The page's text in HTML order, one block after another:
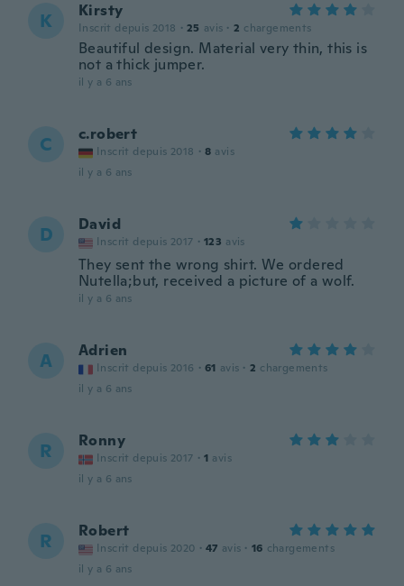
K Kirsty
Inscrit depuis 2018 · 25 avis · 2 chargements
Beautiful design. Material very thin, this is
not a thick jumper.
il y a 6 ans
C c.robert
Inscrit depuis 2018 · 8 avis
il y a 6 ans
D David
Inscrit depuis 2017 · 123 avis
They sent the wrong shirt. We ordered
Nutella;but, received a picture of a wolf.
il y a 6 ans
A Adrien
Inscrit depuis 2016 · 61 avis · 2 chargements
il y a 6 ans
R Ronny
Inscrit depuis 2017 · 1 avis
il y a 6 ans
R Robert
Inscrit depuis 2020 · 47 avis · 16 chargements
il y a 6 ans